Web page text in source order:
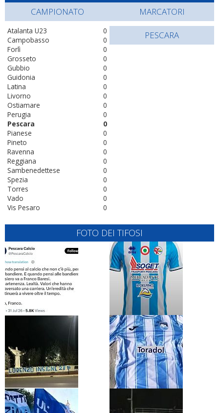
CAMPIONATO
0
Atalanta U23
0
Campobasso
0
Forlì
0
Grosseto
0
Gubbio
0
Guidonia
0
Latina
0
Livorno
0
Ostiamare
0
Perugia
0
Pescara
0
Pianese
0
Pineto
0
Ravenna
0
Reggiana
0
Sambenedettese
0
Spezia
0
Torres
0
Vado
0
Vis Pesaro
MARCATORI
PESCARA
FOTO DEI TIFOSI